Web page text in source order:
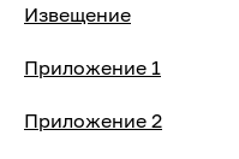
Извещение
Приложение 1
Приложение 2